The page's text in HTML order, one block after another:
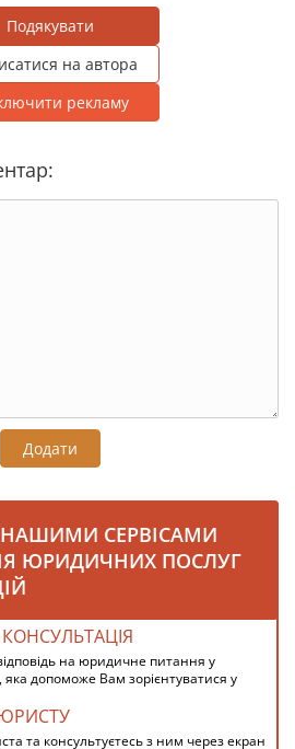
Подякувати
на автора
рекламу
Додати
НАШИМИ СЕРВІСАМИ
ЮРИДИЧНИХ ПОСЛУГ
на юридичне питання у
допоможе Вам зорієнтуватися у
та консультуєтесь з ним через екран